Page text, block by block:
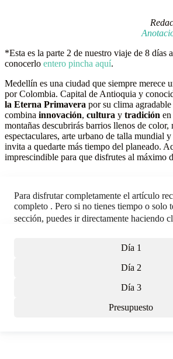
*Esta es la parte 2 de nuestro viaje de 8 días
conocerlo entero pincha aquí.
Medellín es una ciudad que siempre merece
por Colombia. Capital de Antioquia y
la Eterna Primavera por su clima
combina innovación, cultura y tradición
montañas descubrirás barrios llenos de color,
espectaculares, arte urbano de talla mundial
invita a quedarte más tiempo del planeado.
imprescindible para que disfrutes al máximo
Para disfrutar completamente el artículo
completo . Pero si no tienes tiempo o solo
sección, puedes ir directamente haciendo
Día 1
Día 2
Día 3
Presupuesto